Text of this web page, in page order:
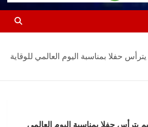
حفلا بمناسبة اليوم العالمي للوقاية
يترأس حفلا بمناسبة اليوم العالمي